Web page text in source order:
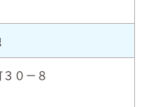
０－８